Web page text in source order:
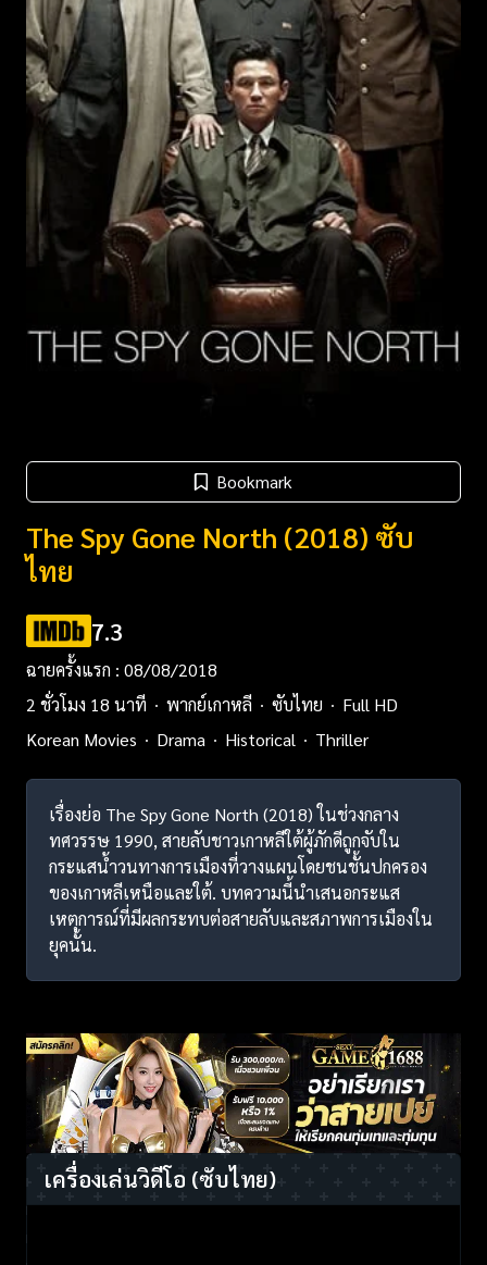
Bookmark
The Spy Gone North (2018) ซับ
ไทย
7.3
ฉายครั้งแรก : 08/08/2018
2 ชั่วโมง 18 นาที
พากย์เกาหลี ซับไทย
Full HD
Korean Movies
Drama Historical Thriller
เรื่องย่อ The Spy Gone North (2018) ในช่วงกลาง
ทศวรรษ 1990, สายลับชาวเกาหลีใต้ผู้ภักดีถูกจับใน
กระแสน้ำวนทางการเมืองที่วางแผนโดยชนชั้นปกครอง
ของเกาหลีเหนือและใต้. บทความนี้นำเสนอกระแส
เหตุการณ์ที่มีผลกระทบต่อสายลับและสภาพการเมืองใน
ยุคนั้น.
เครื่องเล่นวิดีโอ (ซับไทย)